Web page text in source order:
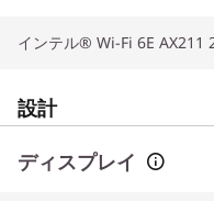
インテル® Wi-Fi 6E
設計
ディスプレイ